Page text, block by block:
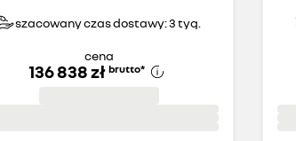
szacowany czas dostawy: 3 tyg.
cena
136 838 zł brutto*